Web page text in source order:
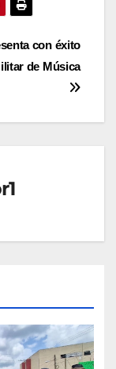
con éxito
de Música